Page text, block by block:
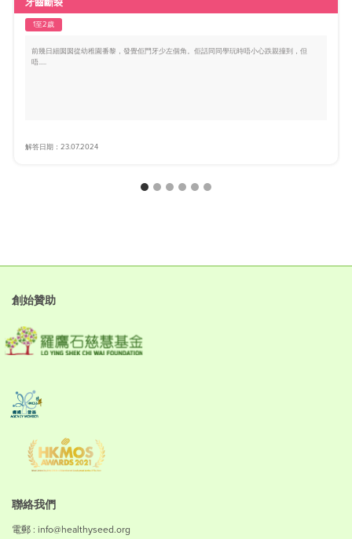
1至2歲
前幾日細囡囡從幼稚園番黎，發覺佢門牙少左個角。佢話同同學玩時唔小心跌親撞到，但
唔.....
解答日期：23.07.2024
創始贊助
聯絡我們
電郵 : info@healthyseed.org